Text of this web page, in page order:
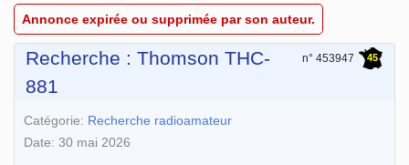
Annonce expirée ou supprimée par son auteur.
Recherche : Thomson THC-
881
n° 453947 45
Catégorie: Recherche radioamateur
Date: 30 mai 2026